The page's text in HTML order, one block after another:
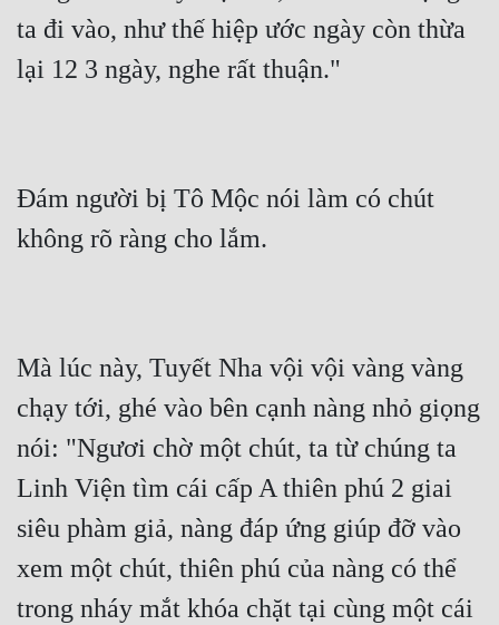
ta đi vào, như thế hiệp ước ngày còn thừa
lại 12 3 ngày, nghe rất thuận."
Đám người bị Tô Mộc nói làm có chút
không rõ ràng cho lắm.
Mà lúc này, Tuyết Nha vội vội vàng vàng
chạy tới, ghé vào bên cạnh nàng nhỏ giọng
nói: "Ngươi chờ một chút, ta từ chúng ta
Linh Viện tìm cái cấp A thiên phú 2 giai
siêu phàm giả, nàng đáp ứng giúp đỡ vào
xem một chút, thiên phú của nàng có thể
trong nháy mắt khóa chặt tại cùng một cái